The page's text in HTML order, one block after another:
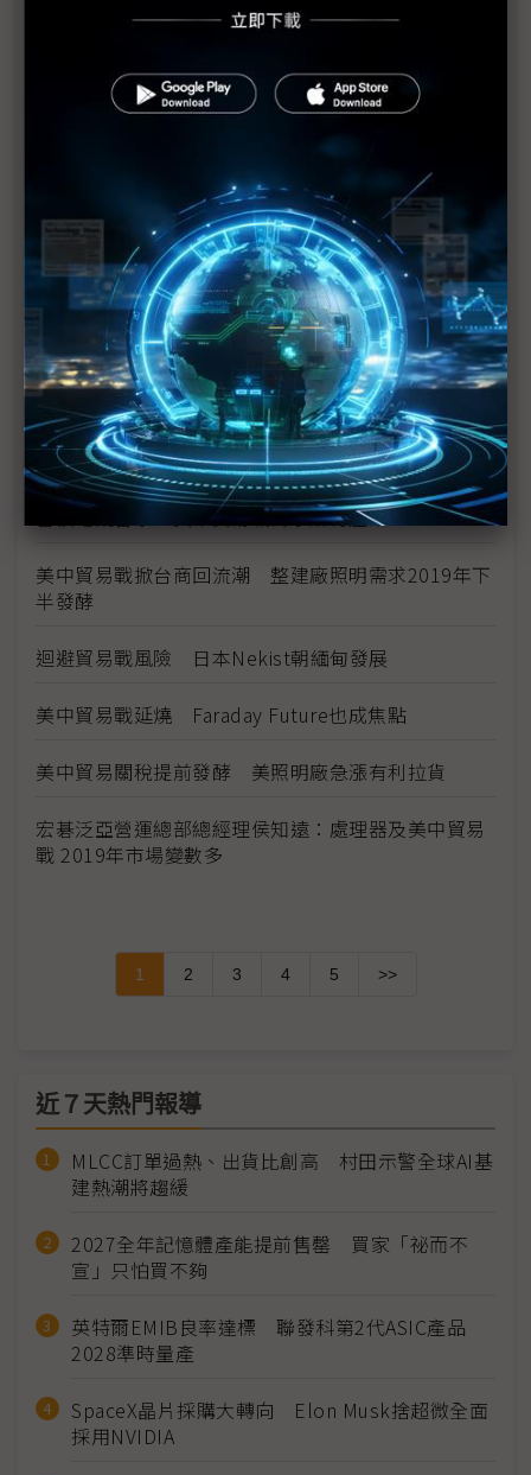
金像電耕耘網通、伺服器有成 2018年成功轉虧為盈
全球電子業急撤中國 投資越南何處去
貿易戰迫廠商調整供應鏈 惟仍難割捨大陸市場
美中貿易戰歹戲拖棚 被動元件供應鏈壓力漸增
美中貿易戰掀波瀾 iPhone生產線恐搬河內
SCREEN大陸設備廠完工 憂貿易戰波及
G20川習會前放話再課關稅 一窺川普豪賭的邊緣政
策
川普不排除全面開徵所有輸美陸貨關稅 iPhone、
CPU、記憶體等科技產品恐難倖免
台積電魏哲家：美中貿易戰衝擊所有產業
美中貿易戰掀台商回流潮 整建廠照明需求2019年下
半發酵
迴避貿易戰風險 日本Nekist朝緬甸發展
美中貿易戰延燒 Faraday Future也成焦點
美中貿易關稅提前發酵 美照明廠急漲有利拉貨
宏碁泛亞營運總部總經理侯知遠：處理器及美中貿易
戰 2019年市場變數多
1 2 3 4 5 >>
近７天熱門報導
MLCC訂單過熱、出貨比創高 村田示警全球AI基
建熱潮將趨緩
2027全年記憶體產能提前售罄 買家「祕而不
宣」只怕買不夠
英特爾EMIB良率達標 聯發科第2代ASIC產品
2028準時量產
SpaceX晶片採購大轉向 Elon Musk捨超微全面
採用NVIDIA